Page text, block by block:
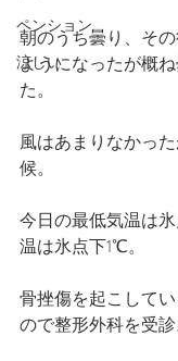
ペンション
涼しい
朝のうち曇り、そ
ようになったが概
た。
風はあまりなかっ
候。
今日の最低気温は
温は氷点下1℃。
骨挫傷を起こして
ので整形外科を受診